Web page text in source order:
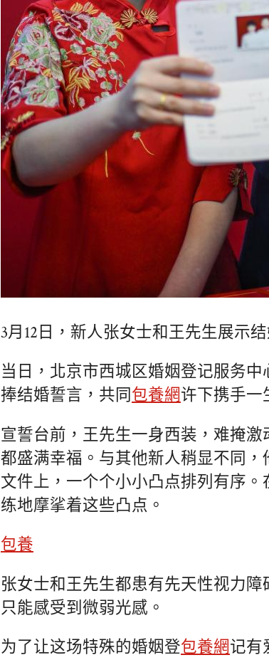
3月12日，新人张女士和王先生展示结
当日，北京市西城区婚姻登记服务
捧结婚誓言，共同包養網许下携手一
宣誓台前，王先生一身西装，难掩
都盛满幸福。与其他新人稍显不同，
文件上，一个个小小凸点排列有序
练地摩挲着这些凸点。
包養
张女士和王先生都患有先天性视力
只能感受到微弱光感。
为了让这场特殊的婚姻登包養網记有